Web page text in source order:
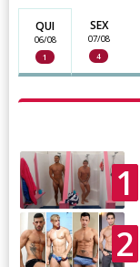
QUI
06/08
1
SEX
07/08
4
1
2